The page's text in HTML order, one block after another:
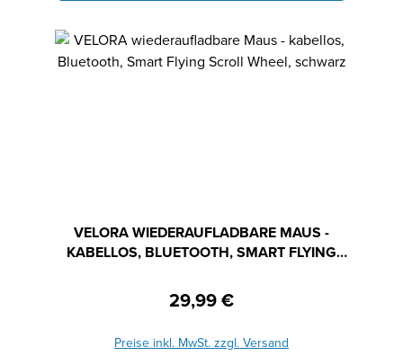
VELORA WIEDERAUFLADBARE MAUS -
KABELLOS, BLUETOOTH, SMART FLYING
Regulärer Preis:
29,99 €
Preise inkl. MwSt. zzgl. Versand